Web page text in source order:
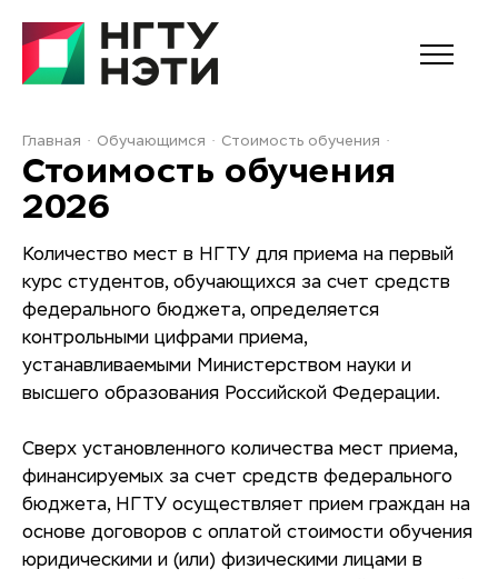
Главная Обучающимся Стоимость обучения
Стоимость обучения
2026
Количество мест в НГТУ для приема на первый
курс студентов, обучающихся за счет средств
федерального бюджета, определяется
контрольными цифрами приема,
устанавливаемыми Министерством науки и
высшего образования Российской Федерации.
Сверх установленного количества мест приема,
финансируемых за счет средств федерального
бюджета, НГТУ осуществляет прием граждан на
основе договоров с оплатой стоимости обучения
юридическими и (или) физическими лицами в